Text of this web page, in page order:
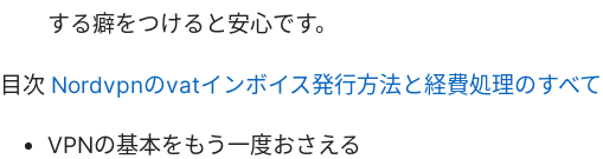
する癖をつけると安心です。
目次 Nordvpnのvatインボイス発行方法と経費処理のすべ
VPNの基本をもう一度おさえる